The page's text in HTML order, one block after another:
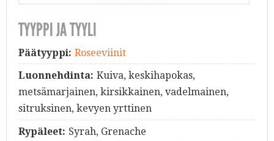
TYYPPI JA TYYLI
Päätyyppi: Roseeviinit
Luonnehdinta: Kuiva, keskihapokas,
metsämarjainen, kirsikkainen, vadelmainen,
sitruksinen, kevyen yrttinen
Rypäleet: Syrah, Grenache